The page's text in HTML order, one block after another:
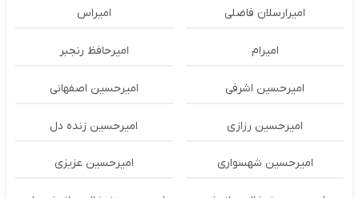
امیرارسلان فاضلی امیراس
امیرام امیرحافظ رنجبر
امیرحسین اشرفی امیرحسین اصفهانی
امیرحسین رزازی امیرحسین زنده دل
امیرحسین شهسواری امیرحسین عزیزی